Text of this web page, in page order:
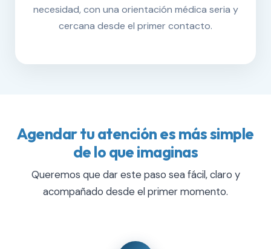
necesidad, con una orientación médica seria y
cercana desde el primer contacto.
Agendar tu atención es más simple
de lo que imaginas
Queremos que dar este paso sea fácil, claro y
acompañado desde el primer momento.